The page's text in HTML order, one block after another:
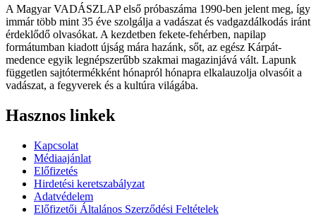
A Magyar VADÁSZLAP első próbaszáma 1990-ben jelent meg, így
immár több mint 35 éve szolgálja a vadászat és vadgazdálkodás iránt
érdeklődő olvasókat. A kezdetben fekete-fehérben, napilap
formátumban kiadott újság mára hazánk, sőt, az egész Kárpát-
medence egyik legnépszerűbb szakmai magazinjává vált. Lapunk
független sajtótermékként hónapról hónapra elkalauzolja olvasóit a
vadászat, a fegyverek és a kultúra világába.
Hasznos linkek
Kapcsolat
Médiaajánlat
Előfizetés
Hirdetési keretszabályzat
Adatvédelem
Előfizetői Általános Szerződési Feltételek